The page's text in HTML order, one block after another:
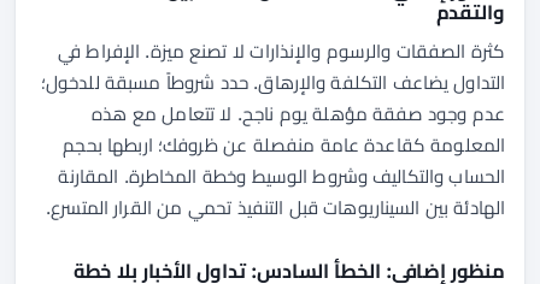
والتقدم
كثرة الصفقات والرسوم والإنذارات لا تصنع ميزة. الإفراط في
التداول يضاعف التكلفة والإرهاق. حدد شروطاً مسبقة للدخول؛
عدم وجود صفقة مؤهلة يوم ناجح. لا تتعامل مع هذه
المعلومة كقاعدة عامة منفصلة عن ظروفك؛ اربطها بحجم
الحساب والتكاليف وشروط الوسيط وخطة المخاطرة. المقارنة
الهادئة بين السيناريوهات قبل التنفيذ تحمي من القرار المتسرع.
منظور إضافي: الخطأ السادس: تداول الأخبار بلا خطة